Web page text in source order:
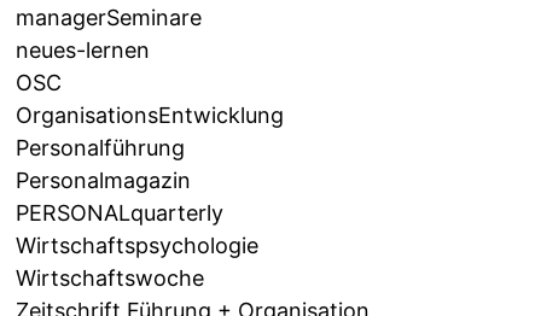
managerSeminare
neues-lernen
OSC
OrganisationsEntwicklung
Personalführung
Personalmagazin
PERSONALquarterly
Wirtschaftspsychologie
Wirtschaftswoche
Zeitschrift Führung + Organisation